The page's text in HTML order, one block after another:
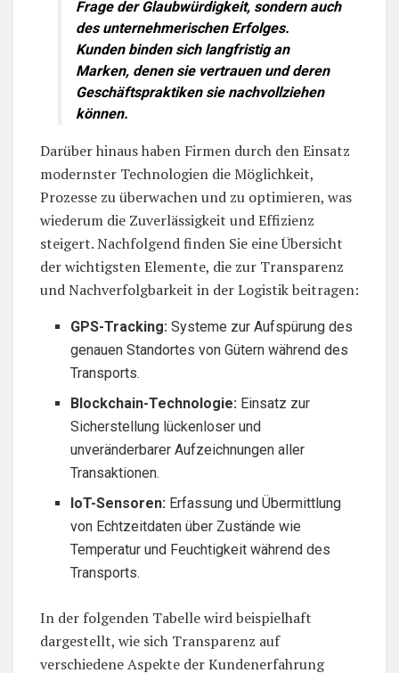
Frage der Glaubwürdigkeit, sondern auch
des unternehmerischen Erfolges.
Kunden binden sich langfristig an
Marken, denen sie vertrauen und deren
Geschäftspraktiken sie nachvollziehen
können.
Darüber hinaus haben Firmen durch den Einsatz
modernster Technologien die Möglichkeit,
Prozesse zu überwachen und zu optimieren, was
wiederum die Zuverlässigkeit und Effizienz
steigert. Nachfolgend finden Sie eine Übersicht
der wichtigsten Elemente, die zur Transparenz
und Nachverfolgbarkeit in der Logistik beitragen:
GPS-Tracking: Systeme zur Aufspürung des
genauen Standortes von Gütern während des
Transports.
Blockchain-Technologie: Einsatz zur
Sicherstellung lückenloser und
unveränderbarer Aufzeichnungen aller
Transaktionen.
IoT-Sensoren: Erfassung und Übermittlung
von Echtzeitdaten über Zustände wie
Temperatur und Feuchtigkeit während des
Transports.
In der folgenden Tabelle wird beispielhaft
dargestellt, wie sich Transparenz auf
verschiedene Aspekte der Kundenerfahrung